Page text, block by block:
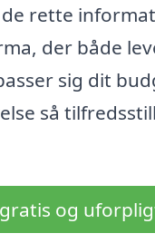
rette
der både
sig dit
så
og